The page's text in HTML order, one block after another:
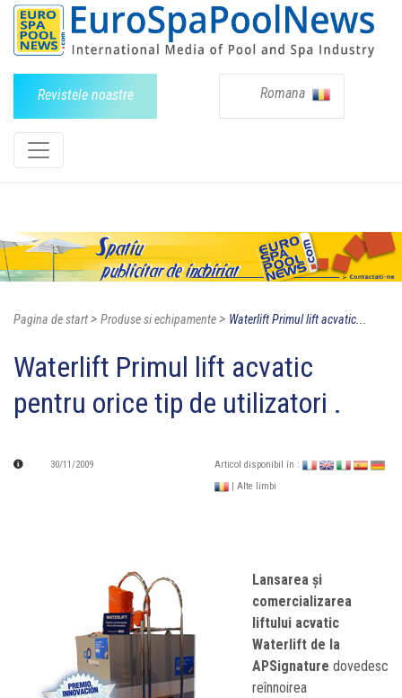
Revistele noastre Romana
Pagina de start> Produse si echipamente> Waterlift Primul lift acvatic...
Waterlift Primul lift acvatic
pentru orice tip de utilizatori .
30/11/2009
Articol disponibil în :
| Alte limbi
Lansarea şi
comercializarea
liftului acvatic
Waterlift de la
APSignature dovedesc
reînnoirea